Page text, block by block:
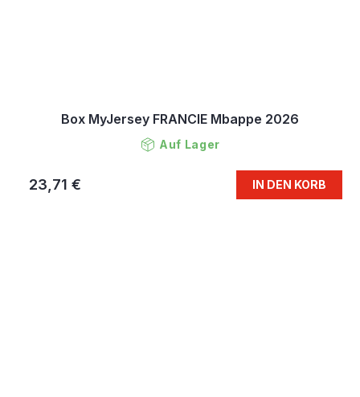
Box MyJersey FRANCIE Mbappe 2026
Auf Lager
23,71 € IN DEN KORB